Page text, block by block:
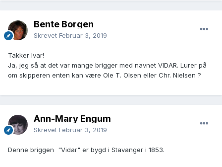
Bente Borgen
Skrevet Februar 3, 2019
Takker Ivar!
Ja, jeg så at det var mange brigger med navnet VIDAR. Lurer på
om skipperen enten kan være Ole T. Olsen eller Chr. Nielsen ?
Ann-Mary Engum
Skrevet Februar 3, 2019
Denne briggen "Vidar" er bygd i Stavanger i 1853.